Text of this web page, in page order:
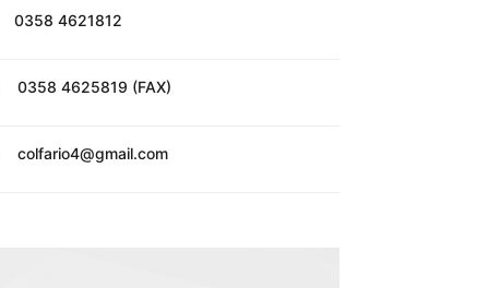
0358 4621812
0358 4625819 (FAX)
colfario4@gmail.com